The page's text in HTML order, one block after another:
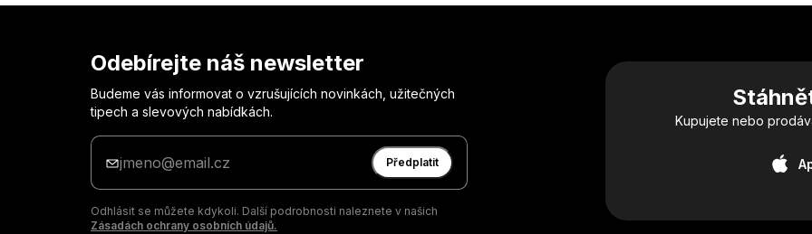
Odebírejte náš newsletter
Budeme vás informovat o vzrušujících novinkách, užitečných
tipech a slevových nabídkách.
Zadejte
svůj
e-
Předplatit
Odhlásit se můžete kdykoli. Další podrobnosti naleznete v našich
Zásadách ochrany osobních údajů.
Kupujete nebo